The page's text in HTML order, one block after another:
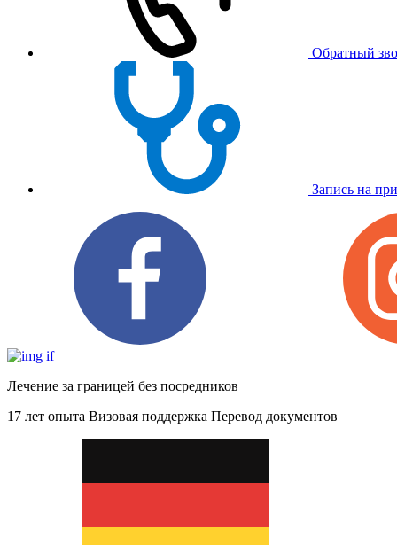
Обратный
Запись на
Лечение за границей без посредников
17 лет опыта Визовая поддержка Перевод документов